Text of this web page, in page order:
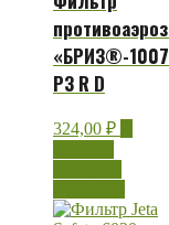
«БРИЗ®-
P3 R D
324,00 ₽